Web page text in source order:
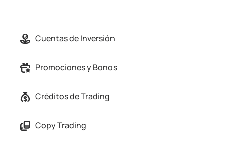
Cuentas de Inversión
Promociones y Bonos
Créditos de Trading
Copy Trading